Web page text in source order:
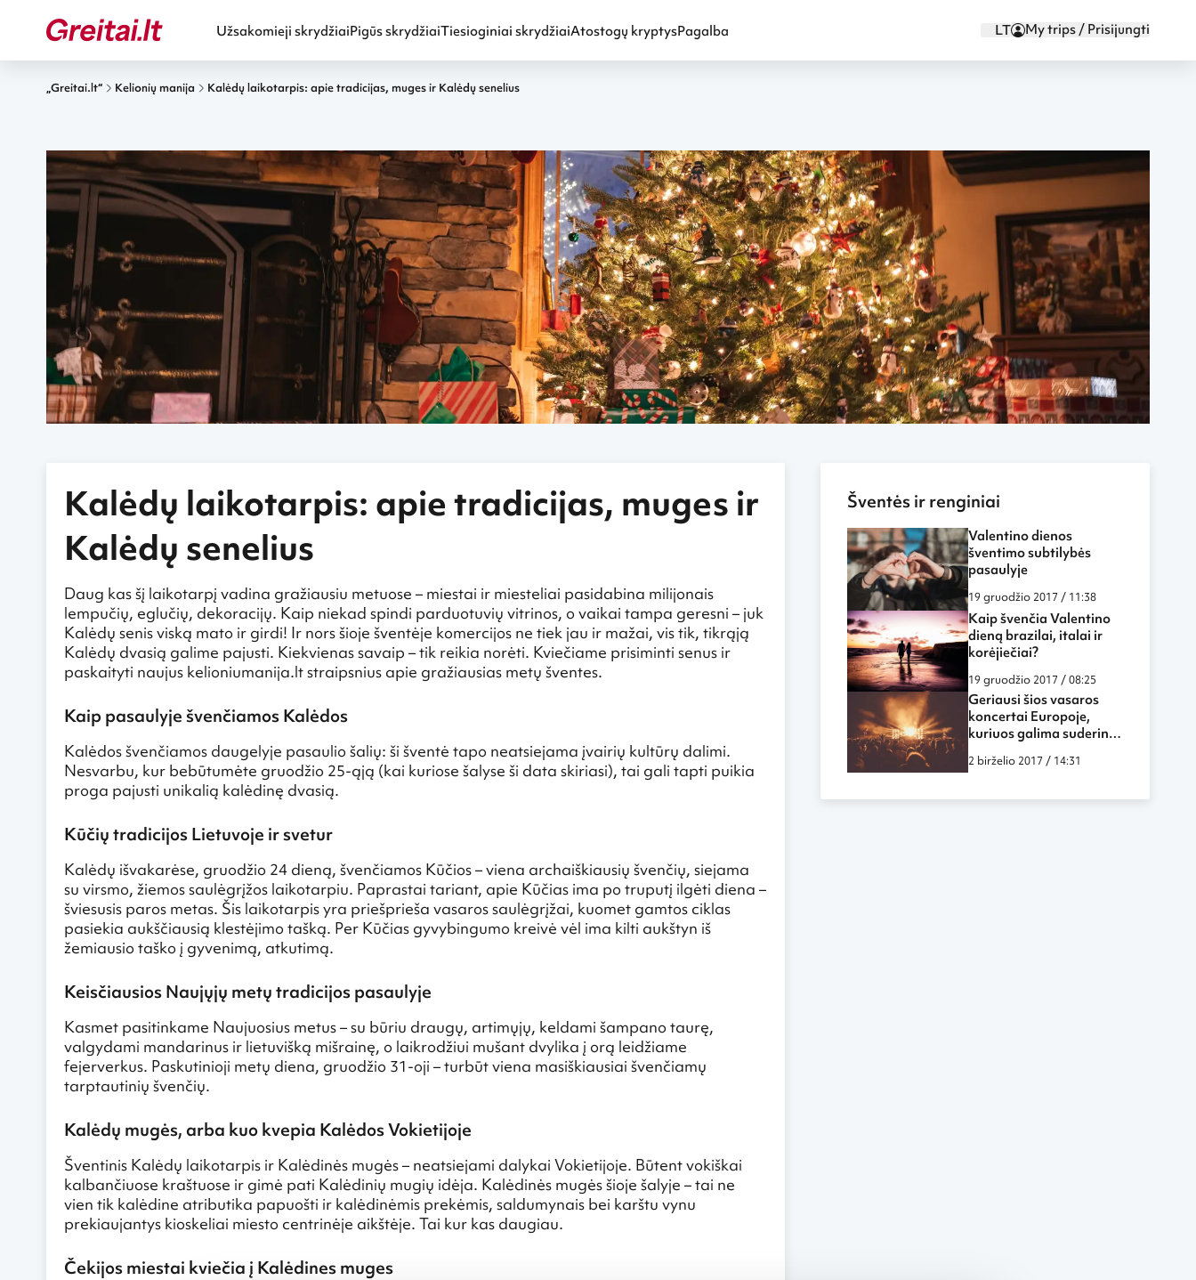
Užsakomieji skrydžiaiPigūs skrydžiaiTiesioginiai skrydžiaiAtostogų kryptysPagalba LT My trips / Prisijungti
„Greitai.lt“ Kelionių manija Kalėdų laikotarpis: apie tradicijas, muges ir Kalėdų senelius
Kalėdų laikotarpis: apie tradicijas, muges ir
Kalėdų senelius
Daug kas šį laikotarpį vadina gražiausiu metuose – miestai ir miesteliai pasidabina milijonais
lempučių, eglučių, dekoracijų. Kaip niekad spindi parduotuvių vitrinos, o vaikai tampa geresni – juk
Kalėdų senis viską mato ir girdi! Ir nors šioje šventėje komercijos ne tiek jau ir mažai, vis tik, tikrąją
Kalėdų dvasią galime pajusti. Kiekvienas savaip – tik reikia norėti. Kviečiame prisiminti senus ir
paskaityti naujus kelioniumanija.lt straipsnius apie gražiausias metų šventes.
Kaip pasaulyje švenčiamos Kalėdos
Kalėdos švenčiamos daugelyje pasaulio šalių: ši šventė tapo neatsiejama įvairių kultūrų dalimi.
Nesvarbu, kur bebūtumėte gruodžio 25-ąją (kai kuriose šalyse ši data skiriasi), tai gali tapti puikia
proga pajusti unikalią kalėdinę dvasią.
Kūčių tradicijos Lietuvoje ir svetur
Kalėdų išvakarėse, gruodžio 24 dieną, švenčiamos Kūčios – viena archaiškiausių švenčių, siejama
su virsmo, žiemos saulėgrįžos laikotarpiu. Paprastai tariant, apie Kūčias ima po truputį ilgėti diena –
šviesusis paros metas. Šis laikotarpis yra priešprieša vasaros saulėgrįžai, kuomet gamtos ciklas
pasiekia aukščiausią klestėjimo tašką. Per Kūčias gyvybingumo kreivė vėl ima kilti aukštyn iš
žemiausio taško į gyvenimą, atkutimą.
Keisčiausios Naujųjų metų tradicijos pasaulyje
Kasmet pasitinkame Naujuosius metus – su būriu draugų, artimųjų, keldami šampano taurę,
valgydami mandarinus ir lietuvišką mišrainę, o laikrodžiui mušant dvylika į orą leidžiame
fejerverkus. Paskutinioji metų diena, gruodžio 31-oji – turbūt viena masiškiausiai švenčiamų
tarptautinių švenčių.
Kalėdų mugės, arba kuo kvepia Kalėdos Vokietijoje
Šventinis Kalėdų laikotarpis ir Kalėdinės mugės – neatsiejami dalykai Vokietijoje. Būtent vokiškai
kalbančiuose kraštuose ir gimė pati Kalėdinių mugių idėja. Kalėdinės mugės šioje šalyje – tai ne
vien tik kalėdine atributika papuošti ir kalėdinėmis prekėmis, saldumynais bei karštu vynu
prekiaujantys kioskeliai miesto centrinėje aikštėje. Tai kur kas daugiau.
Čekijos miestai kviečia į Kalėdines muges
Šventės ir renginiai
Valentino dienos
šventimo subtilybės
pasaulyje
19 gruodžio 2017 / 11:38
Kaip švenčia Valentino
dieną brazilai, italai ir
korėjiečiai?
19 gruodžio 2017 / 08:25
Geriausi šios vasaros
koncertai Europoje,
kuriuos galima suderinti
2 birželio 2017 / 14:31